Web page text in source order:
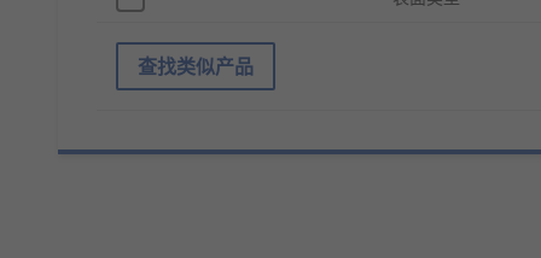
查找类似产品